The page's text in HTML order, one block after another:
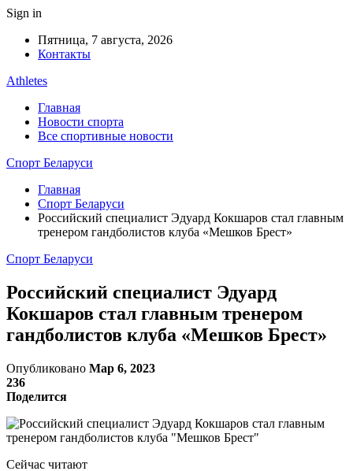
Sign in
Пятница, 7 августа, 2026
Контакты
Athletes
Главная
Новости спорта
Все спортивные новости
Спорт Беларуси
Главная
Спорт Беларуси
Российский специалист Эдуард Кокшаров стал главным
тренером гандболистов клуба «Мешков Брест»
Спорт Беларуси
Российский специалист Эдуард
Кокшаров стал главным тренером
гандболистов клуба «Мешков Брест»
Опубликовано Мар 6, 2023
236
Поделится
Сейчас читают